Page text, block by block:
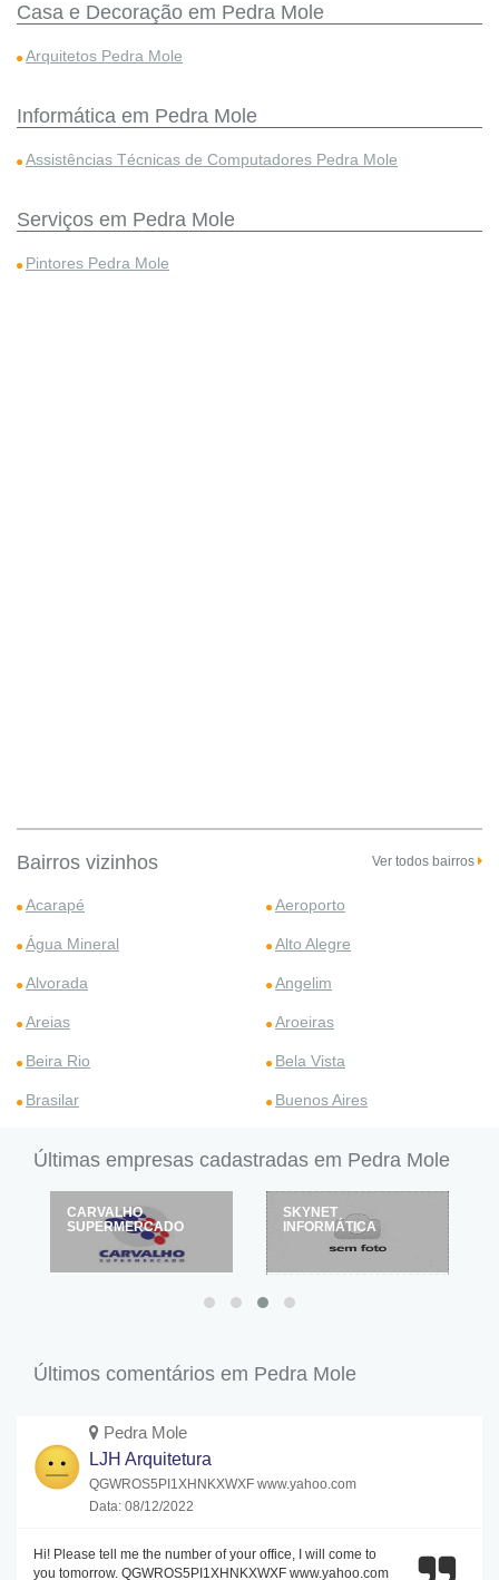
Casa e Decoração em Pedra Mole
Arquitetos Pedra Mole
Informática em Pedra Mole
Assistências Técnicas de Computadores Pedra Mole
Serviços em Pedra Mole
Pintores Pedra Mole
Bairros vizinhos Ver todos bairros
Acarapé Aeroporto
Água Mineral Alto Alegre
Alvorada Angelim
Areias Aroeiras
Beira Rio Bela Vista
Brasilar Buenos Aires
Últimas empresas cadastradas em Pedra Mole
CARVALHO
SUPERMERCADO
SKYNET
INFORMÁTICA
Últimos comentários em Pedra Mole
Pedra Mole
LJH Arquitetura
QGWROS5PI1XHNKXWXF www.yahoo.com
Data: 08/12/2022
Hi! Please tell me the number of your office, I will come to
you tomorrow. QGWROS5PI1XHNKXWXF www.yahoo.com